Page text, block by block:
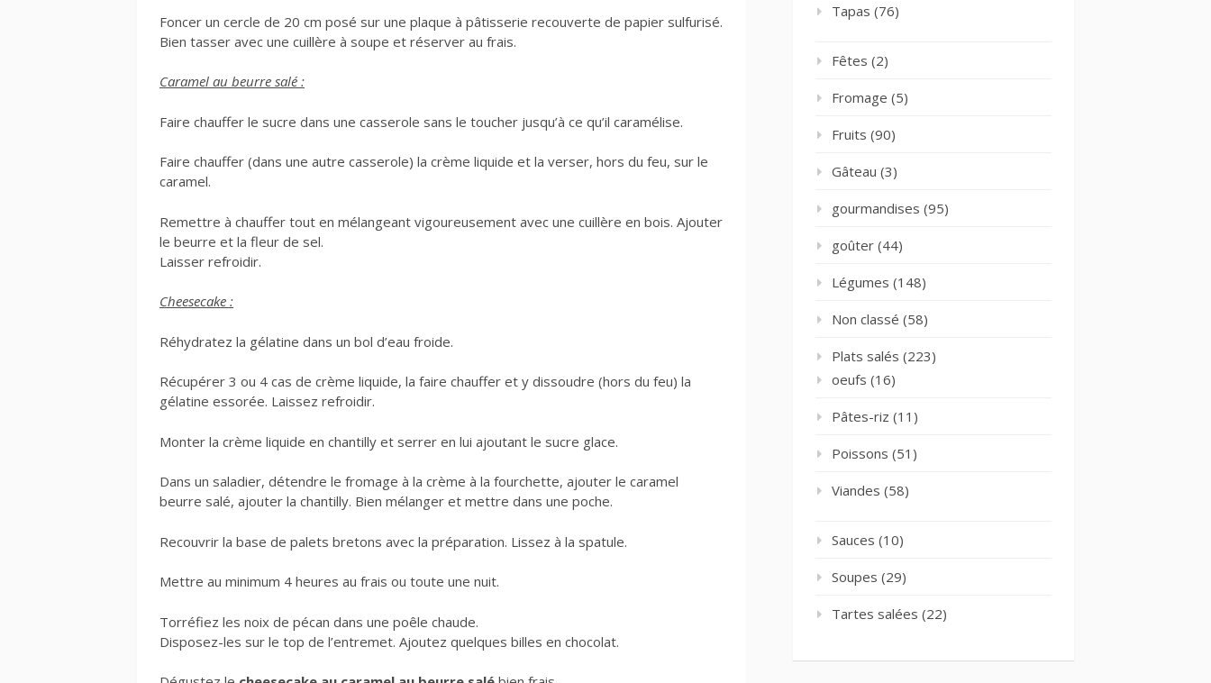
Foncer un cercle de 20 cm posé sur une plaque à pâtisserie recouverte de papier sulfurisé.
Bien tasser avec une cuillère à soupe et réserver au frais.
Caramel au beurre salé :
Faire chauffer le sucre dans une casserole sans le toucher jusqu’à ce qu’il caramélise.
Faire chauffer (dans une autre casserole) la crème liquide et la verser, hors du feu, sur le
caramel.
Remettre à chauffer tout en mélangeant vigoureusement avec une cuillère en bois. Ajouter
le beurre et la fleur de sel.
Laisser refroidir.
Cheesecake :
Réhydratez la gélatine dans un bol d’eau froide.
Récupérer 3 ou 4 cas de crème liquide, la faire chauffer et y dissoudre (hors du feu) la
gélatine essorée. Laissez refroidir.
Monter la crème liquide en chantilly et serrer en lui ajoutant le sucre glace.
Dans un saladier, détendre le fromage à la crème à la fourchette, ajouter le caramel
beurre salé, ajouter la chantilly. Bien mélanger et mettre dans une poche.
Recouvrir la base de palets bretons avec la préparation. Lissez à la spatule.
Mettre au minimum 4 heures au frais ou toute une nuit.
Torréfiez les noix de pécan dans une poêle chaude.
Disposez-les sur le top de l’entremet. Ajoutez quelques billes en chocolat.
Tapas (76)
Fêtes (2)
Fromage (5)
Fruits (90)
Gâteau (3)
gourmandises (95)
goûter (44)
Légumes (148)
Non classé (58)
Plats salés (223)
oeufs (16)
Pâtes-riz (11)
Poissons (51)
Viandes (58)
Sauces (10)
Soupes (29)
Tartes salées (22)